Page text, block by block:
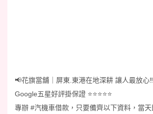
📢花旗當舖｜屏東.東港在地深耕 讓人最放心‼️
Google五星好評掛保證 ⭐️⭐️⭐️⭐️⭐️
專辦 #汽機車借款，只要備齊以下資料，當